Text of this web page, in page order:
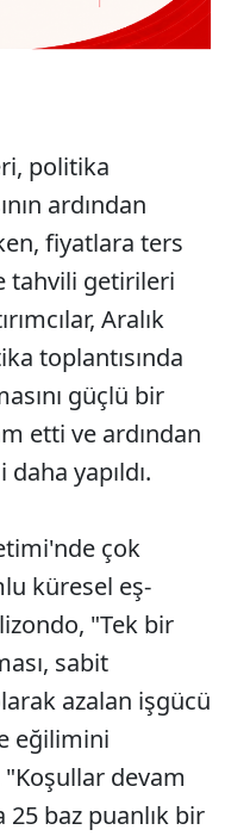
politika
ardından
fiyatlara ters
tahvili getirileri
Aralık
toplantısında
güçlü bir
etti ve ardından
yapıldı.
çok
küresel eş-
"Tek bir
sabit
azalan işgücü
eğilimini
devam
25 baz puanlık bir